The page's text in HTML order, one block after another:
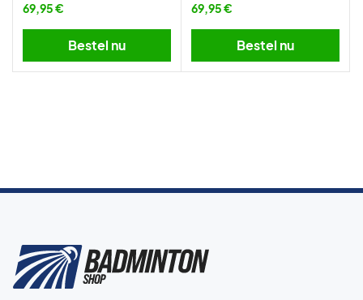
69,95 €
Bestel nu
69,95 €
Bestel nu